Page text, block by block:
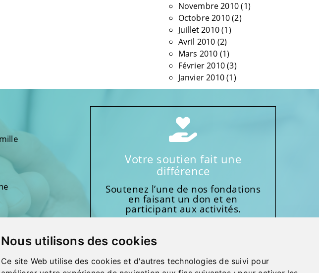
Nous utilisons des cookies
Ce site Web utilise des cookies et d'autres technologies de suivi pour
Novembre 2010(1)
Octobre 2010(2)
Juillet 2010(1)
Avril 2010 (2)
Mars 2010 (1)
Février 2010(3)
Janvier 2010(1)
Votre soutien fait une
différence
Soutenez l’une de nos fondations
en faisant un don et en
participant aux activités.